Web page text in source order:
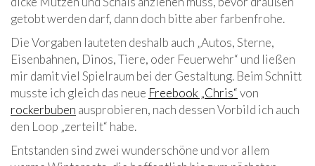
getobt werden darf, dann doch bitte aber farbenfrohe.
Die Vorgaben lauteten deshalb auch „Autos, Sterne,
Eisenbahnen, Dinos, Tiere, oder Feuerwehr“ und ließen
mir damit viel Spielraum bei der Gestaltung. Beim Schnitt
musste ich gleich das neue Freebook „Chris“von
rockerbuben ausprobieren, nach dessen Vorbild ich auch
den Loop „zerteilt“ habe.
Entstanden sind zwei wunderschöne und vor allem